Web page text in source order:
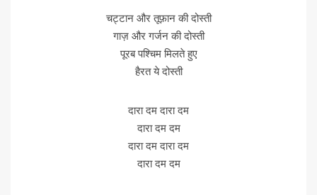
चट्टान और तूफ़ान की दोस्ती
गाज़ और गर्जन की दोस्ती
पूरब पश्चिम मिलते हुए
हैरत ये दोस्ती
दारा दम दारा दम
दारा दम दम
दारा दम दारा दम
दारा दम दम